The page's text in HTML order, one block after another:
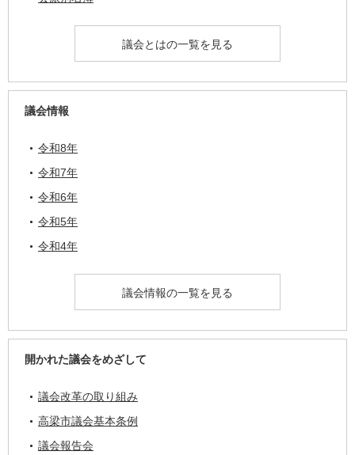
議会とはの一覧を見る
議会情報
令和8年
令和7年
令和6年
令和5年
令和4年
議会情報の一覧を見る
開かれた議会をめざして
議会改革の取り組み
高梁市議会基本条例
議会報告会